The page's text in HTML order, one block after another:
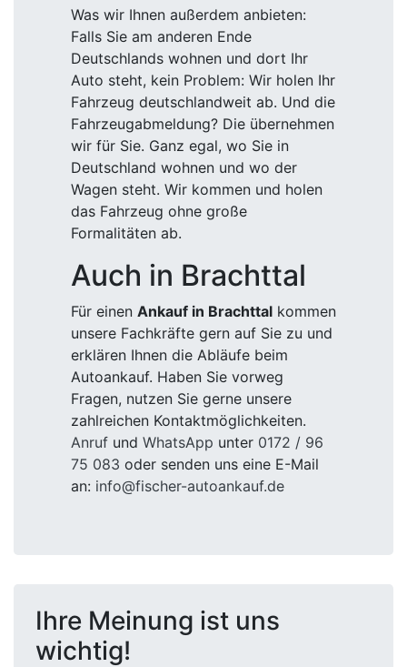
Was wir Ihnen außerdem anbieten:
Falls Sie am anderen Ende
Deutschlands wohnen und dort Ihr
Auto steht, kein Problem: Wir holen Ihr
Fahrzeug deutschlandweit ab. Und die
Fahrzeugabmeldung? Die übernehmen
wir für Sie. Ganz egal, wo Sie in
Deutschland wohnen und wo der
Wagen steht. Wir kommen und holen
das Fahrzeug ohne große
Formalitäten ab.
Auch in Brachttal
Für einen Ankauf in Brachttal kommen
unsere Fachkräfte gern auf Sie zu und
erklären Ihnen die Abläufe beim
Autoankauf. Haben Sie vorweg
Fragen, nutzen Sie gerne unsere
zahlreichen Kontaktmöglichkeiten.
Anruf und WhatsApp unter 0172 / 96
75 083 oder senden uns eine E-Mail
an: info@fischer-autoankauf.de
Ihre Meinung ist uns
wichtig!